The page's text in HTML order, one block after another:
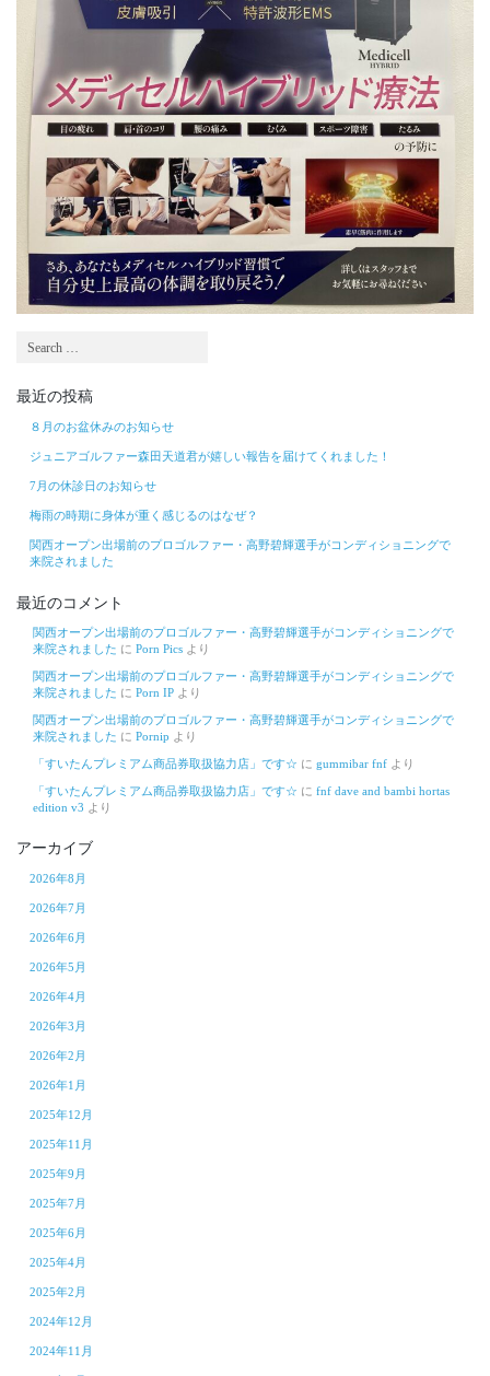
最近の投稿
８月のお盆休みのお知らせ
ジュニアゴルファー森田天道君が嬉しい報告を届けてくれました！
7月の休診日のお知らせ
梅雨の時期に身体が重く感じるのはなぜ？
関西オープン出場前のプロゴルファー・高野碧輝選手がコンディショニングで
来院されました
最近のコメント
関西オープン出場前のプロゴルファー・高野碧輝選手がコンディショニングで
来院されました に Porn Pics より
関西オープン出場前のプロゴルファー・高野碧輝選手がコンディショニングで
来院されました に Porn IP より
関西オープン出場前のプロゴルファー・高野碧輝選手がコンディショニングで
来院されました に Pornip より
「すいたんプレミアム商品券取扱協力店」です☆ に gummibar fnf より
「すいたんプレミアム商品券取扱協力店」です☆ に fnf dave and bambi hortas
edition v3 より
アーカイブ
2026年8月
2026年7月
2026年6月
2026年5月
2026年4月
2026年3月
2026年2月
2026年1月
2025年12月
2025年11月
2025年9月
2025年7月
2025年6月
2025年4月
2025年2月
2024年12月
2024年11月